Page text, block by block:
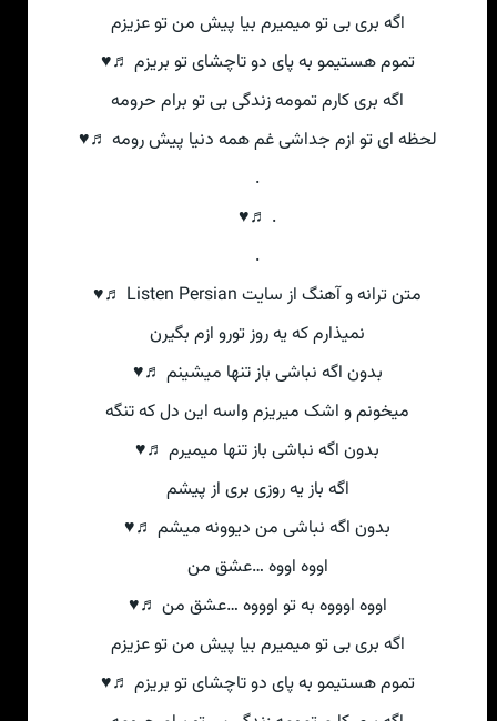
اگه بری بی تو میمیرم بیا پیش من تو عزیزم
تموم هستیمو به پای دو تاچشای تو بریزم ♬♥
اگه بری کارم تمومه زندگی بی تو برام حرومه
لحظه ای تو ازم جداشی غم همه دنیا پیش رومه ♬♥
.
. ♬♥
.
متن ترانه و آهنگ از سایت Listen Persian ♬♥
نمیذارم که یه روز تورو ازم بگیرن
بدون اگه نباشی باز تنها میشینم ♬♥
میخونم و اشک میریزم واسه این دل که تنگه
بدون اگه نباشی باز تنها میمیرم ♬♥
اگه باز یه روزی بری از پیشم
بدون اگه نباشی من دیوونه میشم ♬♥
اووه اووه …عشق من
اووه اوووه به تو اوووه …عشق من ♬♥
اگه بری بی تو میمیرم بیا پیش من تو عزیزم
تموم هستیمو به پای دو تاچشای تو بریزم ♬♥